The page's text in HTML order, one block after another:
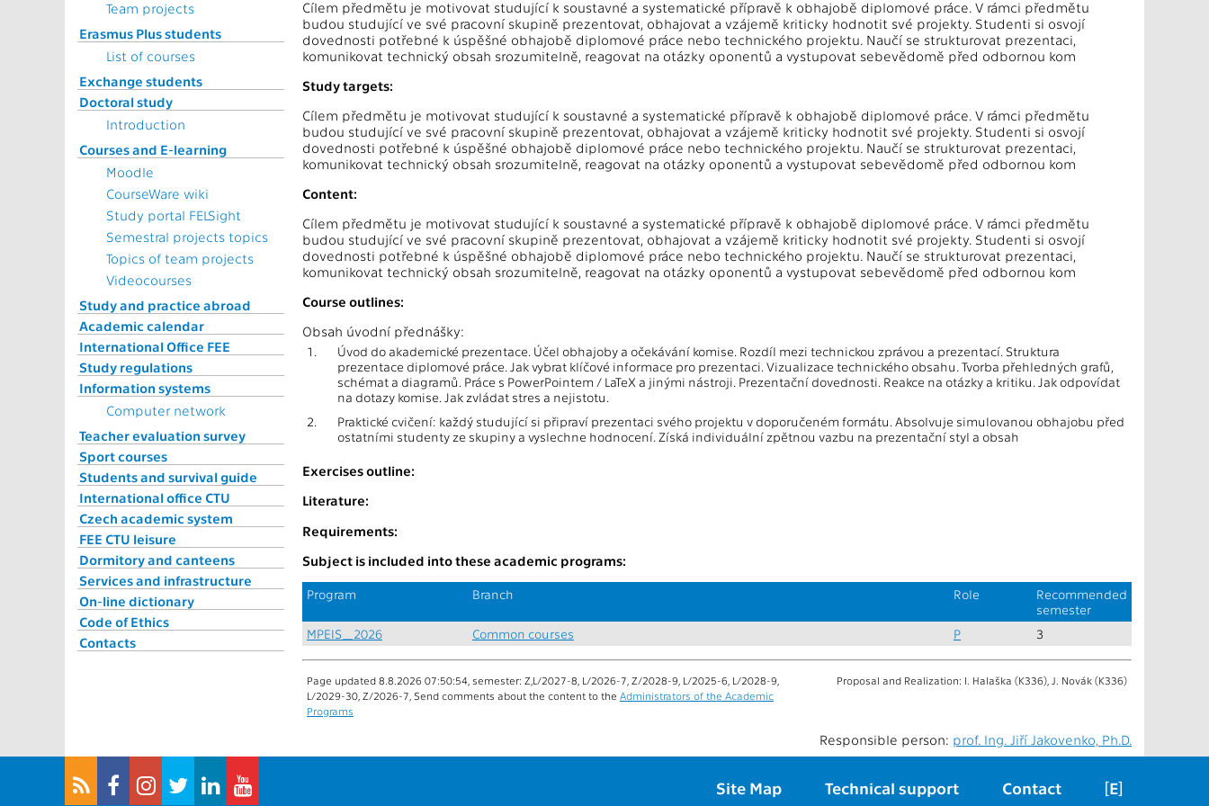
Team projects
Erasmus Plus students
List of courses
Exchange students
Doctoral study
Introduction
Courses and E-learning
Moodle
CourseWare wiki
Study portal FELSight
Semestral projects topics
Topics of team projects
Videocourses
Study and practice abroad
Academic calendar
International Office FEE
Study regulations
Information systems
Computer network
Teacher evaluation survey
Sport courses
Students and survival guide
International office CTU
Czech academic system
FEE CTU leisure
Dormitory and canteens
Services and infrastructure
On-line dictionary
Code of Ethics
Contacts
Cílem předmětu je motivovat studující k soustavné a systematické přípravě k obhajobě diplomové práce. V rámci předmětu
budou studující ve své pracovní skupině prezentovat, obhajovat a vzájemě kriticky hodnotit své projekty. Studenti si osvojí
dovednosti potřebné k úspěšné obhajobě diplomové práce nebo technického projektu. Naučí se strukturovat prezentaci,
komunikovat technický obsah srozumitelně, reagovat na otázky oponentů a vystupovat sebevědomě před odbornou kom
Study targets:
Cílem předmětu je motivovat studující k soustavné a systematické přípravě k obhajobě diplomové práce. V rámci předmětu
budou studující ve své pracovní skupině prezentovat, obhajovat a vzájemě kriticky hodnotit své projekty. Studenti si osvojí
dovednosti potřebné k úspěšné obhajobě diplomové práce nebo technického projektu. Naučí se strukturovat prezentaci,
komunikovat technický obsah srozumitelně, reagovat na otázky oponentů a vystupovat sebevědomě před odbornou kom
Content:
Cílem předmětu je motivovat studující k soustavné a systematické přípravě k obhajobě diplomové práce. V rámci předmětu
budou studující ve své pracovní skupině prezentovat, obhajovat a vzájemě kriticky hodnotit své projekty. Studenti si osvojí
dovednosti potřebné k úspěšné obhajobě diplomové práce nebo technického projektu. Naučí se strukturovat prezentaci,
komunikovat technický obsah srozumitelně, reagovat na otázky oponentů a vystupovat sebevědomě před odbornou kom
Course outlines:
Obsah úvodní přednášky:
1.
Úvod do akademické prezentace. Účel obhajoby a očekávání komise. Rozdíl mezi technickou zprávou a prezentací. Struktura
prezentace diplomové práce. Jak vybrat klíčové informace pro prezentaci. Vizualizace technického obsahu. Tvorba přehledných grafů,
schémat a diagramů. Práce s PowerPointem / LaTeX a jinými nástroji. Prezentační dovednosti. Reakce na otázky a kritiku. Jak odpovídat
na dotazy komise. Jak zvládat stres a nejistotu.
2.
Praktické cvičení: každý studující si připraví prezentaci svého projektu v doporučeném formátu. Absolvuje simulovanou obhajobu před
ostatními studenty ze skupiny a vyslechne hodnocení. Získá individuální zpětnou vazbu na prezentační styl a obsah
Exercises outline:
Literature:
Requirements:
Subject is included into these academic programs:
Program Branch Role
Recommended
semester
MPEIS_2026
Common courses P 3
Page updated 8.8.2026 07:50:54, semester: Z,L/2027-8, L/2026-7, Z/2028-9, L/2025-6, L/2028-9,
L/2029-30, Z/2026-7, Send comments about the content to the Administrators of the Academic
Programs
Proposal and Realization: I. Halaška (K336), J. Novák (K336)
Responsible person: prof. Ing. Jiří Jakovenko, Ph.D.
[E]
Contact
Technical support
Site Map